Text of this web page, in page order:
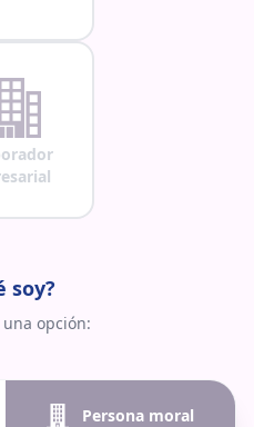
soy?
opción:
Persona moral